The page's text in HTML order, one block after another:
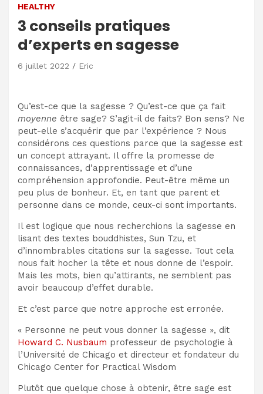
HEALTHY
3 conseils pratiques
d’experts en sagesse
6 juillet 2022 Eric
Qu’est-ce que la sagesse ? Qu’est-ce que ça fait
moyenne être sage? S’agit-il de faits? Bon sens? Ne
peut-elle s’acquérir que par l’expérience ? Nous
considérons ces questions parce que la sagesse est
un concept attrayant. Il offre la promesse de
connaissances, d’apprentissage et d’une
compréhension approfondie. Peut-être même un
peu plus de bonheur. Et, en tant que parent et
personne dans ce monde, ceux-ci sont importants.
Il est logique que nous recherchions la sagesse en
lisant des textes bouddhistes, Sun Tzu, et
d’innombrables citations sur la sagesse. Tout cela
nous fait hocher la tête et nous donne de l’espoir.
Mais les mots, bien qu’attirants, ne semblent pas
avoir beaucoup d’effet durable.
Et c’est parce que notre approche est erronée.
« Personne ne peut vous donner la sagesse », dit
Howard C. Nusbaum professeur de psychologie à
l’Université de Chicago et directeur et fondateur du
Chicago Center for Practical Wisdom
Plutôt que quelque chose à obtenir, être sage est